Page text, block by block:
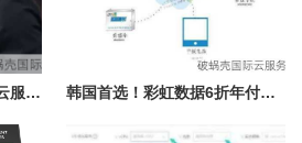
彩虹数据：韩国CN2 GIA云服务器限时团购，年付8.3折优惠 韩国首选！彩虹数据6折年付VPS，限量不限流